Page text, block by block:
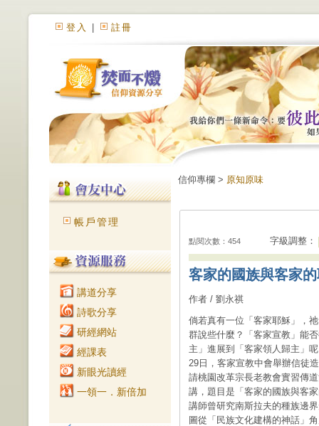
登入 註冊
帳戶管理
講道分享
詩歌分享
研經網站
經課表
新眼光讀經
一領一．新倍加
信仰專欄 > 原知原味
點閱次數：454 字級調整：
客家的國族與客家
作者 / 劉永祺
倘若真有一位「客家耶穌」，
群說些什麼？「客家宣教」能
主」進展到「客家領人歸主」
29日，客家宣教中會舉辦信徒
請桃園改革宗長老教會實習傳
講，題目是「客家的國族與客
講師曾研究南斯拉夫的種族邊
圖從「民族文化建構的神話」